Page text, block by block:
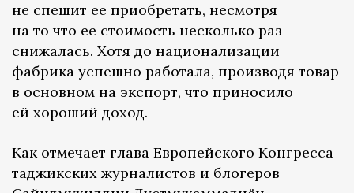
не спешит ее приобретать, несмотря
на то что ее стоимость несколько раз
снижалась. Хотя до национализации
фабрика успешно работала, производя товар
в основном на экспорт, что приносило
ей хороший доход.
Как отмечает глава Европейского Конгресса
таджикских журналистов и блогеров